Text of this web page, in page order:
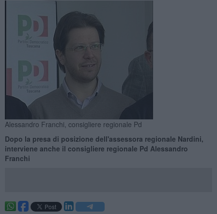
Alessandro Franchi, consigliere regionale Pd
Dopo la presa di posizione dell'assessora regionale Nardini,
interviene anche il consigliere regionale Pd Alessandro
Franchi